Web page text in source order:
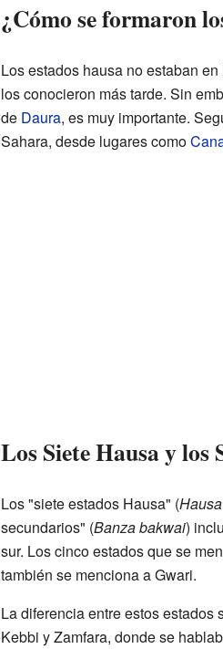
¿Cómo se formaron
Los estados hausa no estaban
los conocieron más tarde. Sin
de Daura, es muy importante.
Sahara, desde lugares como
Los Siete Hausa y los
Los "siete estados Hausa" (
secundarios" (Banza bakwai)
sur. Los cinco estados que se
también se menciona a Gwari.
La diferencia entre estos
Kebbi y Zamfara, donde se